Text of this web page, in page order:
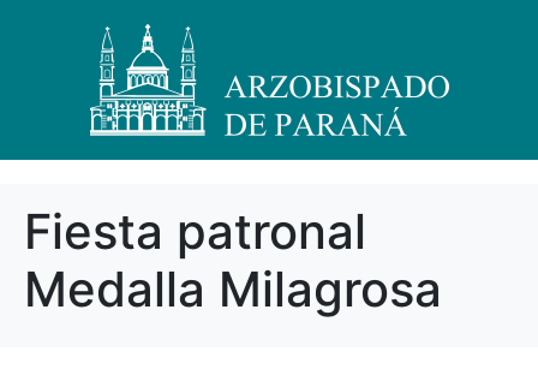
Fiesta patronal
Medalla Milagrosa